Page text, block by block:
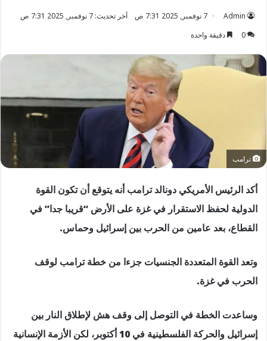
Admin 7 نوفمبر, 2025 7:31 ص
آخر تحديث: 7 نوفمبر, 2025 7:31 ص
0
دقيقة واحدة
ترامب
أكد الرئيس الأمريكي دونالد ترامب أنه يتوقع أن تكون القوة
الدولية لحفظ الاستقرار في غزة على الأرض “قريبا جدا” في
القطاع، بعد عامين من الحرب بين إسرائيل وحماس.
وتعد القوة المتعددة الجنسيات جزءا من خطة ترامب لوقف
الحرب في غزة.
وساعدت الخطة في التوصل إلى وقف هش لإطلاق النار بين
إسرائيل والحركة الفلسطينية في 10 أكتوبر، لكن الأزمة الإنسانية